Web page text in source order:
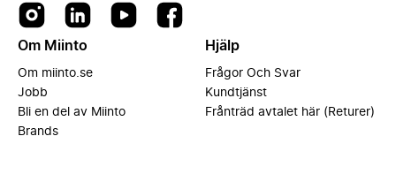
Om Miinto
Om miinto.se
Jobb
Bli en del av Miinto
Brands
Hjälp
Frågor Och Svar
Kundtjänst
Frånträd avtalet här (Returer)